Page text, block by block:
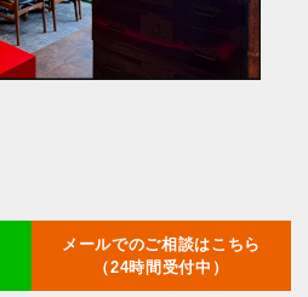
メールでのご相談はこちら
（24時間受付中）